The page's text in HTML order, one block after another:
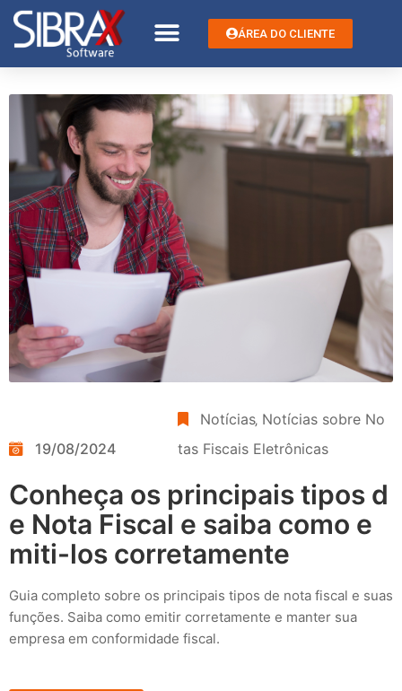
ÁREA DO CLIENTE
19/08/2024
Notícias‚ Notícias sobre No
tas Fiscais Eletrônicas
Conheça os principais tipos d
e Nota Fiscal e saiba como e
miti-los corretamente
Guia completo sobre os principais tipos de nota fiscal e suas
funções. Saiba como emitir corretamente e manter sua
empresa em conformidade fiscal.